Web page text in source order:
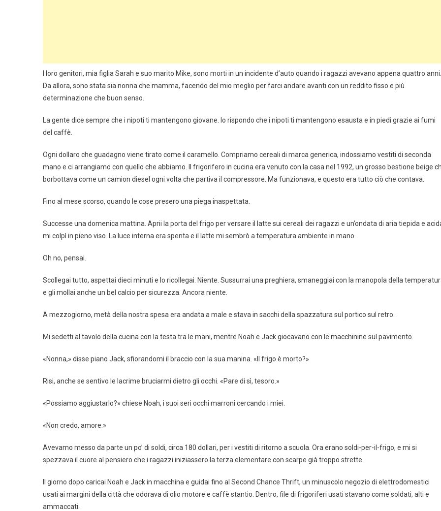
I loro genitori, mia figlia Sarah e suo marito Mike, sono morti in un incidente d’auto quando i ragazzi avevano appena quattro anni.
Da allora, sono stata sia nonna che mamma, facendo del mio meglio per farci andare avanti con un reddito fisso e più
determinazione che buon senso.
La gente dice sempre che i nipoti ti mantengono giovane. Io rispondo che i nipoti ti mantengono esausta e in piedi grazie ai fumi
del caffè.
Ogni dollaro che guadagno viene tirato come il caramello. Compriamo cereali di marca generica, indossiamo vestiti di seconda
mano e ci arrangiamo con quello che abbiamo. Il frigorifero in cucina era venuto con la casa nel 1992, un grosso bestione beige
borbottava come un camion diesel ogni volta che partiva il compressore. Ma funzionava, e questo era tutto ciò che contava.
Fino al mese scorso, quando le cose presero una piega inaspettata.
Successe una domenica mattina. Aprii la porta del frigo per versare il latte sui cereali dei ragazzi e un’ondata di aria tiepida e
mi colpì in pieno viso. La luce interna era spenta e il latte mi sembrò a temperatura ambiente in mano.
Oh no, pensai.
Scollegai tutto, aspettai dieci minuti e lo ricollegai. Niente. Sussurrai una preghiera, smaneggiai con la manopola della
e gli mollai anche un bel calcio per sicurezza. Ancora niente.
A mezzogiorno, metà della nostra spesa era andata a male e stava in sacchi della spazzatura sul portico sul retro.
Mi sedetti al tavolo della cucina con la testa tra le mani, mentre Noah e Jack giocavano con le macchinine sul pavimento.
«Nonna,» disse piano Jack, sfiorandomi il braccio con la sua manina. «Il frigo è morto?»
Risi, anche se sentivo le lacrime bruciarmi dietro gli occhi. «Pare di sì, tesoro.»
«Possiamo aggiustarlo?» chiese Noah, i suoi seri occhi marroni cercando i miei.
«Non credo, amore.»
Avevamo messo da parte un po’ di soldi, circa 180 dollari, per i vestiti di ritorno a scuola. Ora erano soldi-per-il-frigo, e mi si
spezzava il cuore al pensiero che i ragazzi iniziassero la terza elementare con scarpe già troppo strette.
Il giorno dopo caricai Noah e Jack in macchina e guidai fino al Second Chance Thrift, un minuscolo negozio di elettrodomestici
usati ai margini della città che odorava di olio motore e caffè stantio. Dentro, file di frigoriferi usati stavano come soldati, alti e
ammaccati.